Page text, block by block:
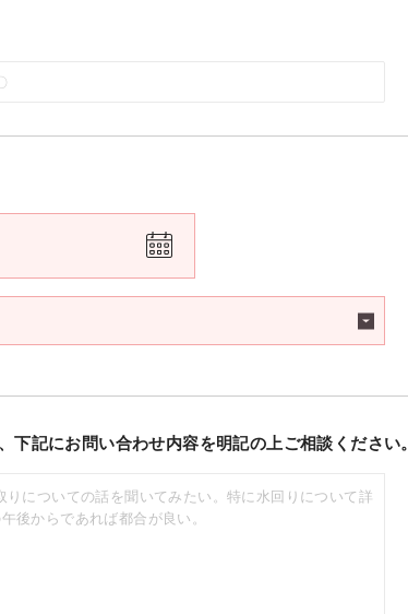
下記にお問い合わせ内容を明記の上ご相談ください。